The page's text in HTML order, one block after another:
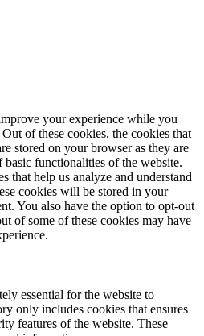
your experience while you
of these cookies, the cookies that
stored on your browser as they are
functionalities of the website.
that help us analyze and understand
cookies will be stored in your
You also have the option to opt-out
of some of these cookies may have
essential for the website to
only includes cookies that ensures
features of the website. These